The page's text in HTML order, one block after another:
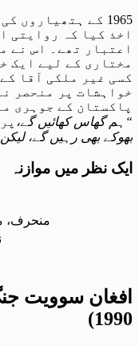
1965 کے
اخذ کیا کہ روایتی
اعتبار تھے۔ اس نے
مختاری کے لیے ایک
کسی غیر ملکی آقا
خواہشات پر منحصر
پاکستان کے جوہری
“ہم گھاس کھائیں گے،
بھوکے بھی رہیں گے،
ایک نظر میں موازنہ
منحرف،
1990)